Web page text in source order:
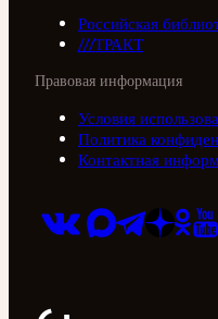
Российская
///ТРАКТ
Правовая информация
Условия
Политика
Контактная